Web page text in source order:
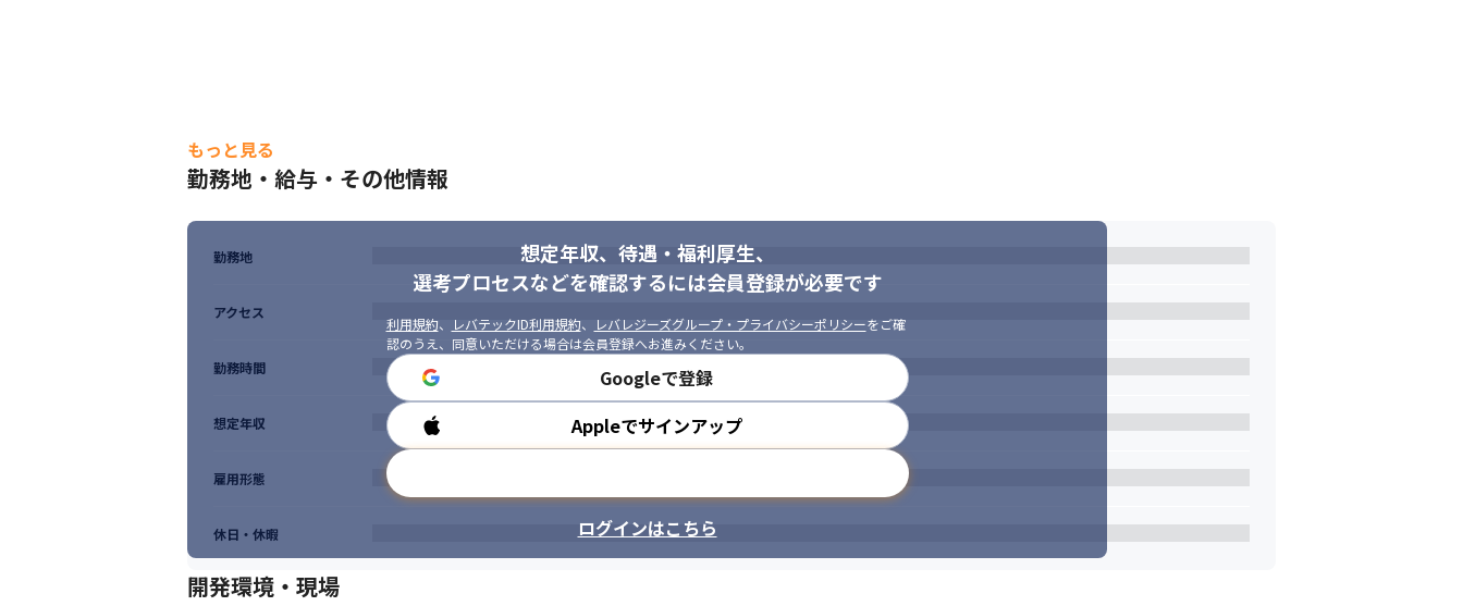
もっと見る
勤務地・給与・その他情報
想定年収、待遇・福利厚生、
選考プロセスなどを確認するには会員登録が必要です
利用規約、 レバテックID利用規約、 レバレジーズグループ・プライバシーポリシーをご確
認のうえ、同意いただける場合は会員登録へお進みください。
Googleで登録
Appleでサインアップ
ログインはこちら
勤務地
アクセス
勤務時間
想定年収
雇用形態
休日・休暇
開発環境・現場